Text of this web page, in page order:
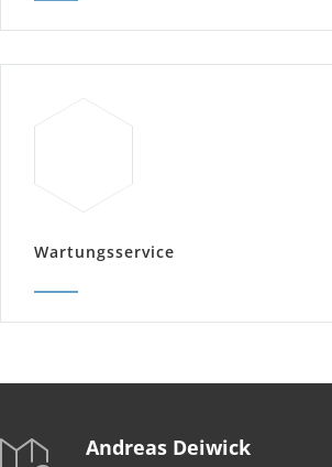
Wartungsservice
Andreas Deiwick